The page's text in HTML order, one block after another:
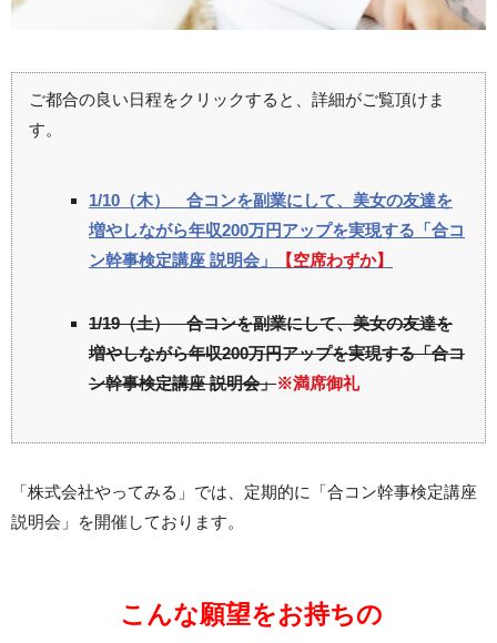
ご都合の良い日程をクリックすると、詳細がご覧頂けま
す。
1/10（木） 合コンを副業にして、美女の友達を
増やしながら年収200万円アップを実現する「合コ
ン幹事検定講座 説明会」
【空席わずか】
1/19（土） 合コンを副業にして、美女の友達を
増やしながら年収200万円アップを実現する「合コ
ン幹事検定講座 説明会」※満席御礼
「株式会社やってみる」では、定期的に「合コン幹事検定講座
説明会」を開催しております。
こんな願望をお持ちの